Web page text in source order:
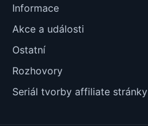
Informace
Akce a události
Ostatní
Rozhovory
Seriál tvorby affiliate stránky